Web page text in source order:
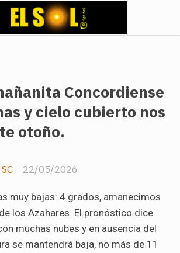
Concordiense
y cielo cubierto nos
otoño.
muy bajas: 4 grados, amanecimos
los Azahares. El pronóstico dice
muchas nubes y en ausencia del
se mantendrá baja, no más de 11
22/05/2026